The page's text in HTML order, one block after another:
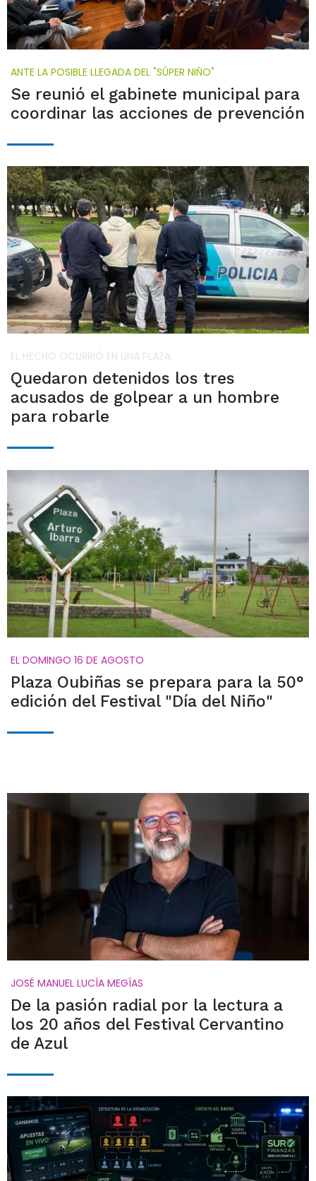
ANTE LA POSIBLE LLEGADA DEL "SÚPER NIÑO"
Se reunió el gabinete municipal para
coordinar las acciones de prevención
EL HECHO OCURRIÓ EN UNA PLAZA
Quedaron detenidos los tres
acusados de golpear a un hombre
para robarle
EL DOMINGO 16 DE AGOSTO
Plaza Oubiñas se prepara para la 50°
edición del Festival "Día del Niño"
JOSÉ MANUEL LUCÍA MEGÍAS
De la pasión radial por la lectura a
los 20 años del Festival Cervantino
de Azul